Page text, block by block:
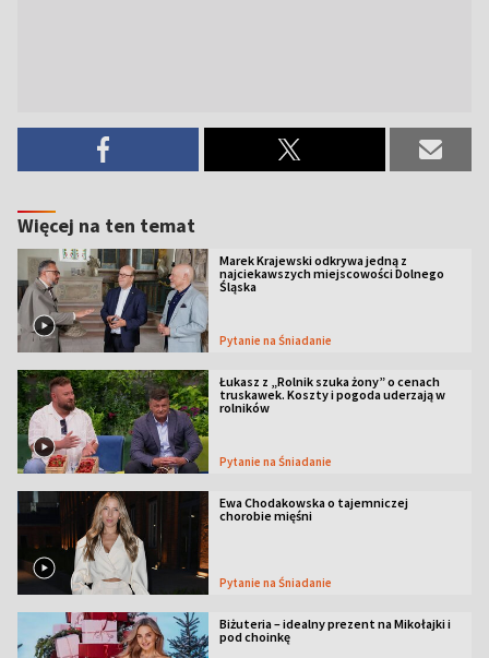
Więcej na ten temat
Marek Krajewski odkrywa jedną z
najciekawszych miejscowości Dolnego
Śląska
Pytanie na Śniadanie
Łukasz z „Rolnik szuka żony” o cenach
truskawek. Koszty i pogoda uderzają w
rolników
Pytanie na Śniadanie
Ewa Chodakowska o tajemniczej
chorobie mięśni
Pytanie na Śniadanie
Biżuteria – idealny prezent na Mikołajki i
pod choinkę